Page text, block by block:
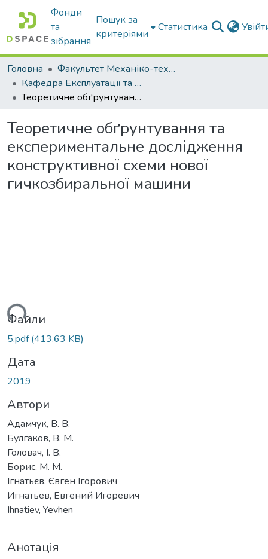
Фонди
та
зібрання
Пошук за
критеріями
Статистика
Головна
Факультет Механіко-технологічний
Кафедра Експлуатації та технічного сервісу машин
Теоретичне обґрунтування та експериментальне дослідження конструктивної схеми нової гичкозбиральної машини
Теоретичне обґрунтування та
експериментальне дослідження
конструктивної схеми нової
гичкозбиральної машини
Файли
5.pdf(413.63 KB)
Дата
2019
Автори
Адамчук, В. В.
Булгаков, В. М.
Головач, І. В.
Борис, М. М.
Ігнатьєв, Євген Ігорович
Игнатьев, Евгений Игоревич
Ihnatiev, Yevhen
Анотація